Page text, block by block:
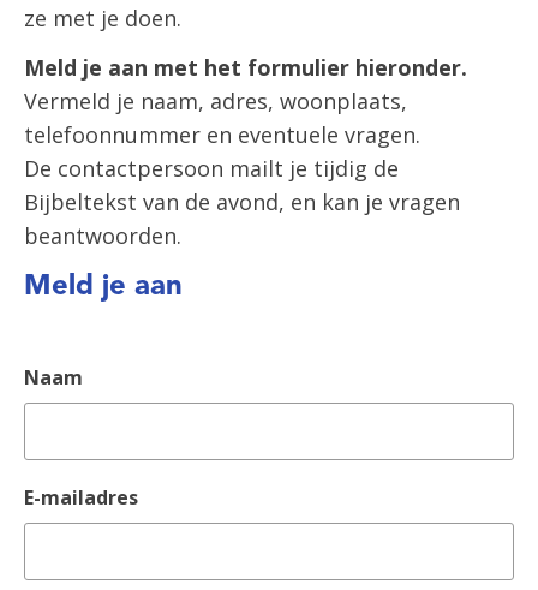
ze met je doen.
Meld je aan met het formulier hieronder.
Vermeld je naam, adres, woonplaats,
telefoonnummer en eventuele vragen.
De contactpersoon mailt je tijdig de
Bijbeltekst van de avond, en kan je vragen
beantwoorden.
Meld je aan
Naam
E-mailadres